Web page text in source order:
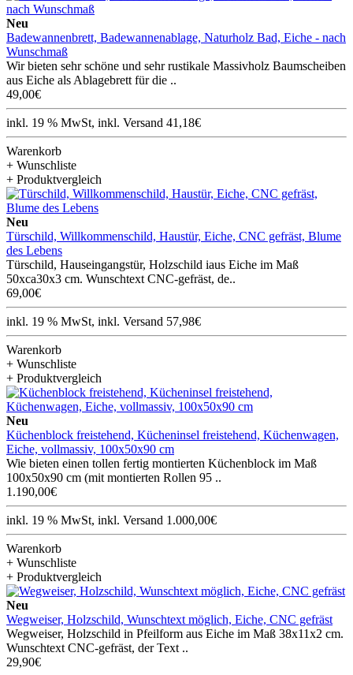
Neu
Badewannenbrett, Badewannenablage, Naturholz Bad, Eiche - nach
Wunschmaß
Wir bieten sehr schöne und sehr rustikale Massivholz Baumscheiben
aus Eiche als Ablagebrett für die ..
49,00€
inkl. 19 % MwSt, inkl. Versand 41,18€
Warenkorb
+ Wunschliste
+ Produktvergleich
Neu
Türschild, Willkommenschild, Haustür, Eiche, CNC gefräst, Blume
des Lebens
Türschild, Hauseingangstür, Holzschild iaus Eiche im Maß
50xca30x3 cm. Wunschtext CNC-gefräst, de..
69,00€
inkl. 19 % MwSt, inkl. Versand 57,98€
Warenkorb
+ Wunschliste
+ Produktvergleich
Neu
Küchenblock freistehend, Kücheninsel freistehend, Küchenwagen,
Eiche, vollmassiv, 100x50x90 cm
Wie bieten einen tollen fertig montierten Küchenblock im Maß
100x50x90 cm (mit montierten Rollen 95 ..
1.190,00€
inkl. 19 % MwSt, inkl. Versand 1.000,00€
Warenkorb
+ Wunschliste
+ Produktvergleich
Neu
Wegweiser, Holzschild, Wunschtext möglich, Eiche, CNC gefräst
Wegweiser, Holzschild in Pfeilform aus Eiche im Maß 38x11x2 cm.
Wunschtext CNC-gefräst, der Text ..
29,90€